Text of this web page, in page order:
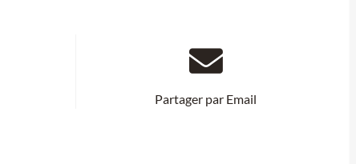
Partager par Email